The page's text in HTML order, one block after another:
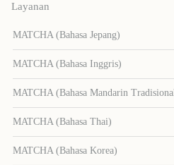
Layanan
MATCHA (Bahasa Jepang)
MATCHA (Bahasa Inggris)
MATCHA (Bahasa Mandarin
MATCHA (Bahasa Thai)
MATCHA (Bahasa Korea)